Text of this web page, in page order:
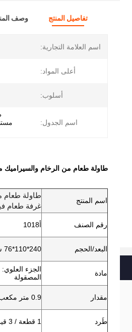
تفاصيل المنتج وصف
اسم العلامة التجارية:
أعلى المواد:
أسلوب:
اسم الجدول:
طاولة طعام من الرخام
اسم المنتج
طاولة طعام
غرفة طعام
رقم الصنف أ1018
البعد/الحجم 240*110*76 سم
مادة
الجزء
المصقولة
مقدار 0.9 متر مكعب/قطعة
طَرد 1 قطعة / 3 قيراط